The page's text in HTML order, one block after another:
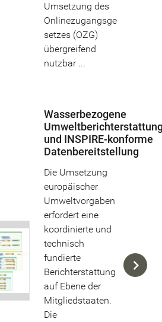
Umsetzung des
Onlinezugangsge
setzes (OZG)
übergreifend
nutzbar ...
Wasserbezogene
und INSPIRE-konforme
Datenbereitstellung
Die Umsetzung
europäischer
Umweltvorgaben
erfordert eine
koordinierte und
technisch
fundierte
Berichterstattung
auf Ebene der
Mitgliedstaaten.
Die